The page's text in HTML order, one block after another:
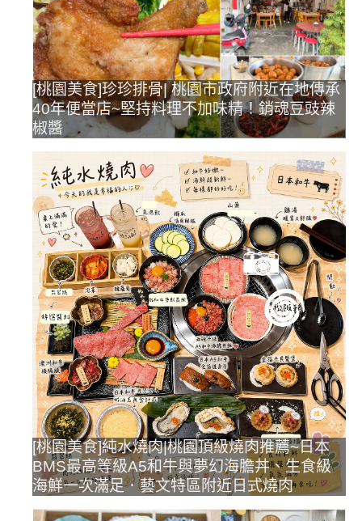
[桃園美食]珍珍排骨| 桃園市政府附近在地傳承
40年便當店~堅持料理不加味精！銷魂豆豉辣
椒醬
[桃園美食]純水燒肉|桃園頂級燒肉推薦~日本
BMS最高等級A5和牛與夢幻海膽丼、生食級
海鮮一次滿足．藝文特區附近日式燒肉